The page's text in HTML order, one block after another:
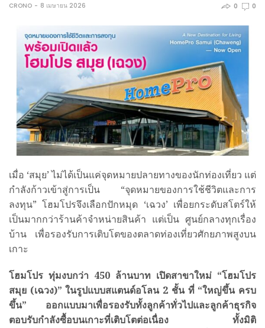
CRONO 8 เมษายน 2026 0 0
เมื่อ ‘สมุย’ ไม่ได้เป็นแค่จุดหมายปลายทางของนักท่องเที่ยว แต่
กำลังก้าวเข้าสู่การเป็น “จุดหมายของการใช้ชีวิตและการ
ลงทุน” โฮมโปรจึงเลือกปักหมุด ‘เฉวง’ เพื่อยกระดับสโตร์ให้
เป็นมากกว่าร้านค้าจำหน่ายสินค้า แต่เป็น ศูนย์กลางทุกเรื่อง
บ้าน เพื่อรองรับการเติบโตของตลาดท่องเที่ยวศักยภาพสูงบน
เกาะ
โฮมโปร ทุ่มงบกว่า 450 ล้านบาท เปิดสาขาใหม่ “โฮมโปร
สมุย (เฉวง)” ในรูปแบบสแตนด์อโลน 2 ชั้น ที่ “ใหญ่ขึ้น ครบ
ขึ้น” ออกแบบมาเพื่อรองรับทั้งลูกค้าทั่วไปและลูกค้าธุรกิจ
ตอบรับกำลังซื้อบนเกาะที่เติบโตต่อเนื่อง ทั้งมิติ